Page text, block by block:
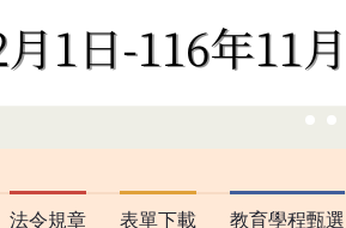
法令規章 表單下載 教育學程甄選